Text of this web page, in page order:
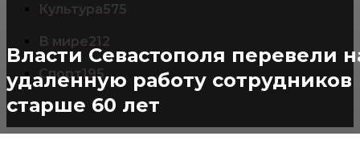
Власти Севастополя перевели
удаленную работу сотрудников
старше 60 лет
Культура575
В мире212
Спорт195